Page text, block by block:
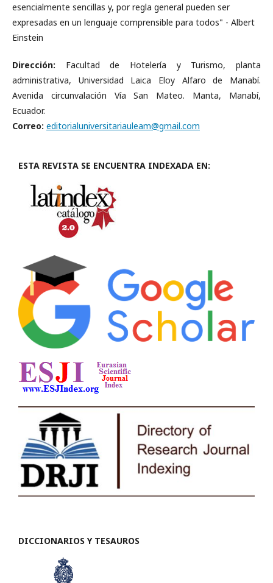
esencialmente sencillas y, por regla general pueden ser
expresadas en un lenguaje comprensible para todos" - Albert
Einstein
Dirección: Facultad de Hotelería y Turismo, planta
administrativa, Universidad Laica Eloy Alfaro de Manabí.
Avenida circunvalación Vía San Mateo. Manta, Manabí,
Ecuador.
Correo: editorialuniversitariauleam@gmail.com
ESTA REVISTA SE ENCUENTRA INDEXADA EN:
DICCIONARIOS Y TESAUROS